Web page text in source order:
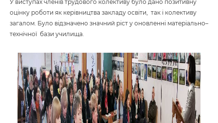
У виступах членів трудового колективу було дано позитивну
оцінку роботи як керівництва закладу освіти, так і колективу
загалом. Було відзначено значний ріст у оновленні матеріально–
технічної бази училища.